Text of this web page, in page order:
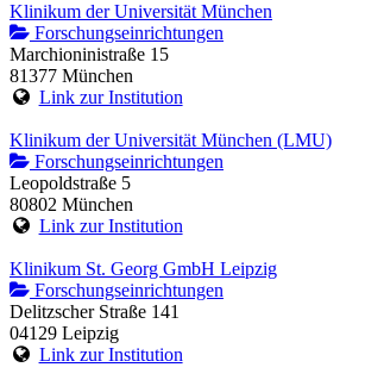
Klinikum der Universität München
Forschungseinrichtungen
Marchioninistraße 15
81377 München
Link zur Institution
Klinikum der Universität München (LMU)
Forschungseinrichtungen
Leopoldstraße 5
80802 München
Link zur Institution
Klinikum St. Georg GmbH Leipzig
Forschungseinrichtungen
Delitzscher Straße 141
04129 Leipzig
Link zur Institution